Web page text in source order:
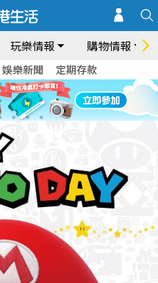
玩樂情報 購物情報
娛樂新聞 定期存款